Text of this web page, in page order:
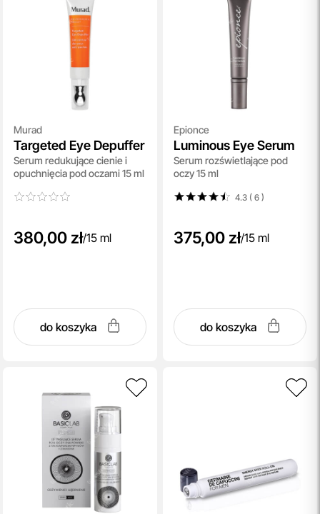
Murad
Targeted Eye Depuffer
Serum redukujące cienie i
opuchnięcia pod oczami 15 ml
380,00 zł/15 ml
do koszyka
Epionce
Luminous Eye Serum
Serum rozświetlające pod
oczy 15 ml
4.3 ( 6)
375,00 zł/15 ml
do koszyka